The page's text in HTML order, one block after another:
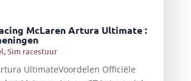
McLaren Artura Ultimate :
,Sim racestuur
UltimateVoordelen Officiële